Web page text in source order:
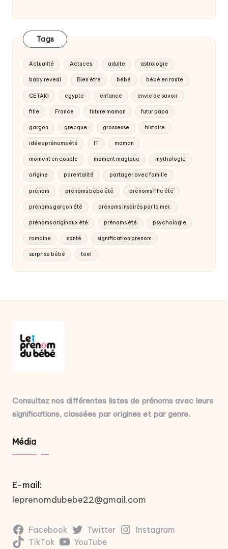
Tags
Actualité Actuces adulte astrologie
baby reveal Bien être bébé bébé en route
CETAKI egypte enfance envie de savoir
fille France future maman futur papa
garçon grecque grossesse histoire
idées prénoms été IT maman
moment en couple moment magique mythologie
origine parentalité partager avec famille
prénom prénoms bébé été prénoms fille été
prénoms garçon été prénoms inspirés par la mer.
prénoms originaux été prénoms été psychologie
romaine santé signification prenom
surprise bébé tool
Consultez nos différentes listes de prénoms avec leurs
significations, classées par origines et par genre.
Média
E-mail:
leprenomdubebe22@gmail.com
Facebook Twitter
Instagram
TikTok
YouTube